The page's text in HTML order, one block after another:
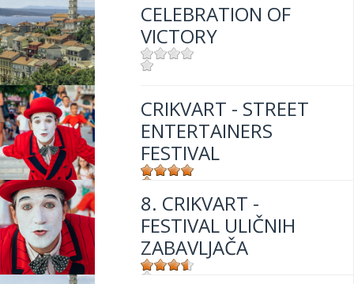
Mjesto:Mjesto: Crikvenica
CELEBRATION OF
VICTORY
CRIKVART - STREET
ENTERTAINERS
FESTIVAL
Mjesto:Mjesto: Crikvenica
8. CRIKVART -
FESTIVAL ULIČNIH
ZABAVLJAČA